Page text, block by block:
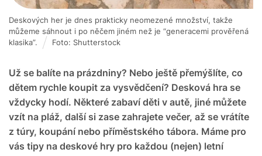
Už se balíte na prázdniny? Nebo ještě přemýšlíte, co
dětem rychle koupit za vysvědčení? Desková hra se
vždycky hodí. Některé zabaví děti v autě, jiné můžete
vzít na pláž, další si zase zahrajete večer, až se vrátíte
z túry, koupání nebo příměstského tábora. Máme pro
vás tipy na deskové hry pro každou (nejen) letní
Deskových her je dnes prakticky neomezené množství, takže
můžeme sáhnout i po něčem jiném než je “generacemi prověřená
klasika”.
Foto: Shutterstock